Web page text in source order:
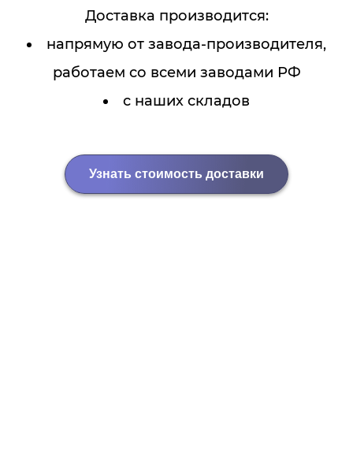
Доставка производится:
напрямую от завода-производителя,
работаем со всеми заводами РФ
с наших складов
Узнать стоимость доставки